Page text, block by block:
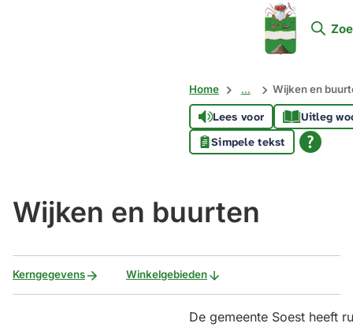
Mijn
Soest
Home ... Wijken en
Lees voor
Uitleg
Simpele tekst
Wijken en buurten
Kerngegevens Winkelgebieden
De gemeente Soest heeft